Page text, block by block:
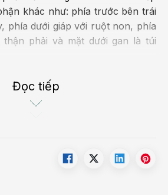
khác như: phía trước bên trái
phía dưới giáp với ruột non, phía
thận phải và mặt dưới gan là túi
tựa như nửa quả dưa hấu cắt
cung sườn phải và bắt chéo
cung sườn trái.
cùng quan trọng đối với sức
Đọc tiếp